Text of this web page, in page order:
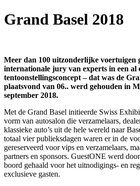
Grand Basel 2018
Meer dan 100 uitzonderlijke voertuigen
internationale jury van experts in een
tentoonstellingsconcept – dat was de
plaatsvond van 06.. werd gehouden in
september 2018.
Met de Grand Basel initieerde Swiss
vorm van autosalon die verzamelaars,
klassieke auto’s uit de hele wereld naar
totaal vier publieksdagen waren er in de
gereserveerd voor vips en verzamelaars,
partners en sponsors. GuestONE werd
boord gehaald voor het uitnodigings- en
exclusieve gasten.